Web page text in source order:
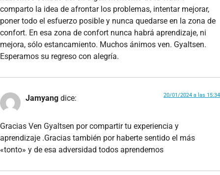
comparto la idea de afrontar los problemas, intentar mejorar,
poner todo el esfuerzo posible y nunca quedarse en la zona de
confort. En esa zona de confort nunca habrá aprendizaje, ni
mejora, sólo estancamiento. Muchos ánimos ven. Gyaltsen.
Esperamos su regreso con alegría.
Jamyang dice: 20/01/2024 a las 15:34
Gracias Ven Gyaltsen por compartir tu experiencia y
aprendizaje .Gracias también por haberte sentido el más
«tonto» y de esa adversidad todos aprendemos